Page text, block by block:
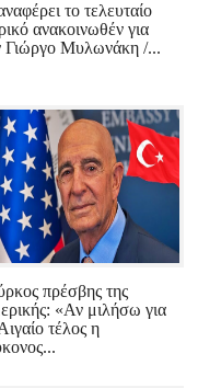
το τελευταίο
ανακοινωθέν για
Γιώργο Μυλωνάκη /...
πρέσβης της
«Αν μιλήσω για
τέλος η